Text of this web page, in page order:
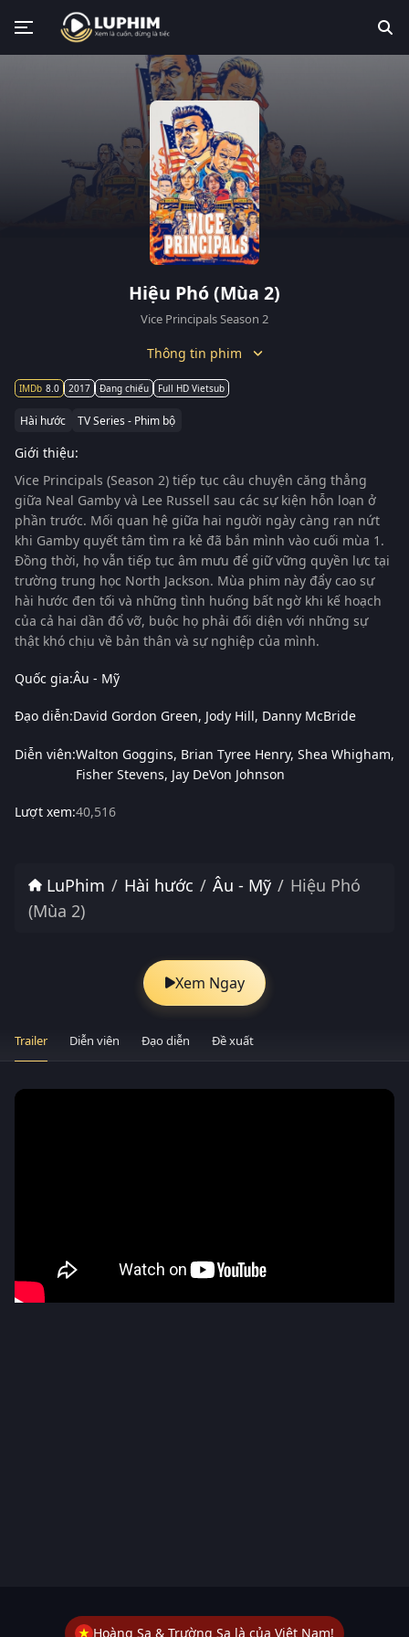
Hiệu Phó (Mùa 2)
Vice Principals Season 2
Thông tin phim
8.0 2017 Đang chiếu Full HD Vietsub
Hài hước TV Series - Phim bộ
Giới thiệu:
Vice Principals (Season 2) tiếp tục câu chuyện căng thẳng
giữa Neal Gamby và Lee Russell sau các sự kiện hỗn loạn ở
phần trước. Mối quan hệ giữa hai người ngày càng rạn nứt
khi Gamby quyết tâm tìm ra kẻ đã bắn mình vào cuối mùa 1.
Đồng thời, họ vẫn tiếp tục âm mưu để giữ vững quyền lực tại
trường trung học North Jackson. Mùa phim này đẩy cao sự
hài hước đen tối và những tình huống bất ngờ khi kế hoạch
của cả hai dần đổ vỡ, buộc họ phải đối diện với những sự
thật khó chịu về bản thân và sự nghiệp của mình.
Quốc gia:Âu - Mỹ
Đạo diễn:David Gordon Green Jody Hill Danny McBride
Diễn viên:Walton Goggins Brian Tyree Henry Shea Whigham
Fisher Stevens Jay DeVon Johnson
Lượt xem:40,516
LuPhim Hài hước Âu - Mỹ
Hiệu Phó
(Mùa 2)
Xem Ngay
Trailer Diễn viên Đạo diễn Đề xuất
Hoàng Sa & Trường Sa là của Việt Nam!